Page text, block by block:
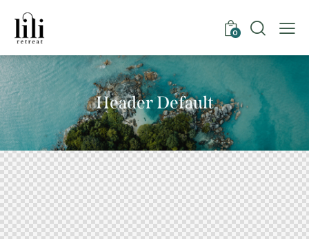
0
Header Default